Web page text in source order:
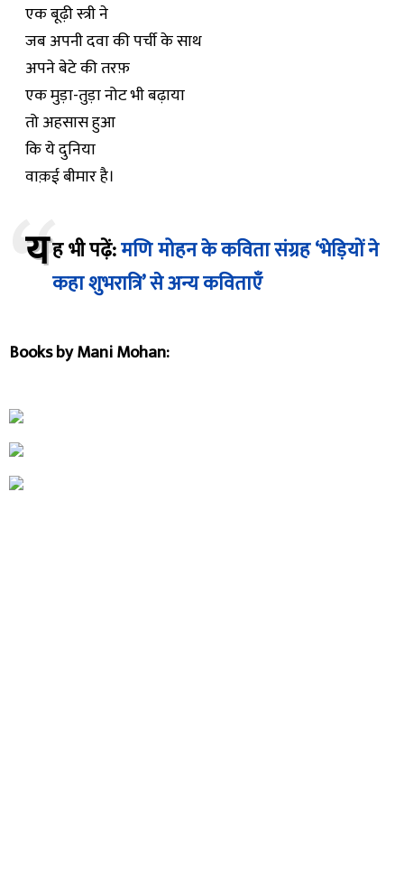
एक बूढ़ी स्त्री ने
जब अपनी दवा की पर्ची के साथ
अपने बेटे की तरफ़
एक मुड़ा-तुड़ा नोट भी बढ़ाया
तो अहसास हुआ
कि ये दुनिया
वाक़ई बीमार है।
यह भी पढ़ें:मणि मोहन के कविता संग्रह ‘भेड़ियों ने
कहा शुभरात्रि’ से अन्य कविताएँ
Books by Mani Mohan: